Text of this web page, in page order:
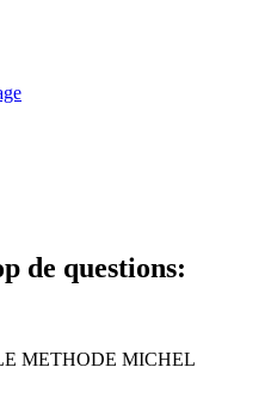
de questions:
METHODE MICHEL